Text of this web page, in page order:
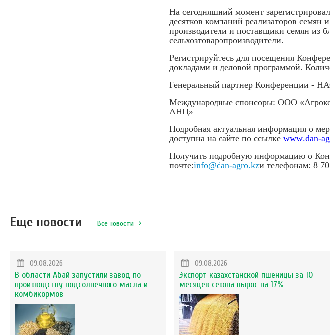
На сегодняшний момент
десятков компаний реализаторов семян
производители и поставщики семян из
сельхозтоваропроизводители.
Регистрируйтесь для посещения
докладами и деловой программой.
Генеральный партнер Конференции -
Международные спонсоры: ООО
АНЦ»
Подробная актуальная информация о
доступна на сайте по ссылке www.dan-
Получить подробную информацию о
почте:info@dan-agro.kzи телефонам: 8
Еще новости Все новости
09.08.2026
В области Абай запустили завод по
производству подсолнечного масла и
комбикормов
09.08.2026
Экспорт казахстанской пшеницы за 10
месяцев сезона вырос на 17%